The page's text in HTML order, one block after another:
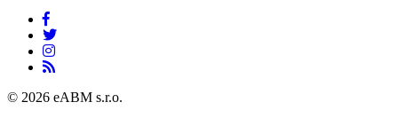
© 2026 eABM s.r.o.